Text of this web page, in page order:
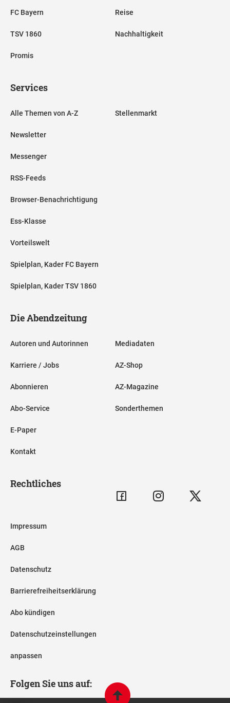
FC Bayern
TSV 1860
Promis
Reise
Nachhaltigkeit
Services
Alle Themen von A-Z
Newsletter
Messenger
RSS-Feeds
Browser-Benachrichtigung
Ess-Klasse
Vorteilswelt
Spielplan, Kader FC Bayern
Spielplan, Kader TSV 1860
Stellenmarkt
Die Abendzeitung
Autoren und Autorinnen
Karriere / Jobs
Abonnieren
Abo-Service
E-Paper
Kontakt
Mediadaten
AZ-Shop
AZ-Magazine
Sonderthemen
Rechtliches
Impressum
AGB
Datenschutz
Barrierefreiheitserklärung
Abo kündigen
Datenschutzeinstellungen
anpassen
Folgen Sie uns auf: